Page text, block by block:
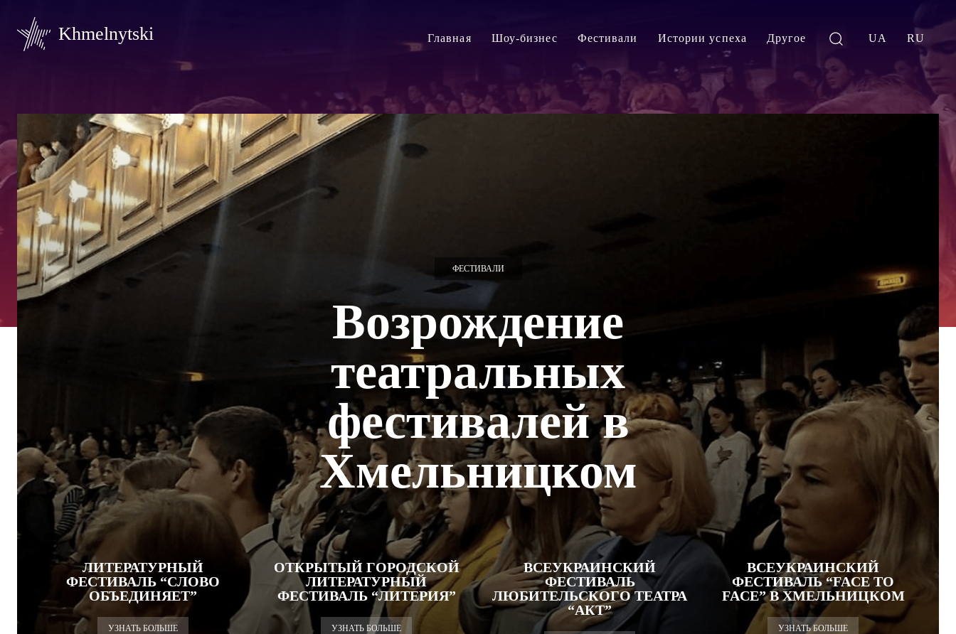
Khmelnytski Главная Шоу-бизнес Фестивали Истории успеха Другое UA RU
ФЕСТИВАЛИ
Возрождение
театральных
фестивалей в
Хмельницком
ЛИТЕРАТУРНЫЙ
ФЕСТИВАЛЬ “СЛОВО
ОБЪЕДИНЯЕТ”
УЗНАТЬ БОЛЬШЕ
ОТКРЫТЫЙ ГОРОДСКОЙ
ЛИТЕРАТУРНЫЙ
ФЕСТИВАЛЬ “ЛИТЕРИЯ”
УЗНАТЬ БОЛЬШЕ
ВСЕУКРАИНСКИЙ
ФЕСТИВАЛЬ
ЛЮБИТЕЛЬСКОГО ТЕАТРА
“АКТ”
ВСЕУКРАИНСКИЙ
ФЕСТИВАЛЬ “FACE TO
FACE” В ХМЕЛЬНИЦКОМ
УЗНАТЬ БОЛЬШЕ